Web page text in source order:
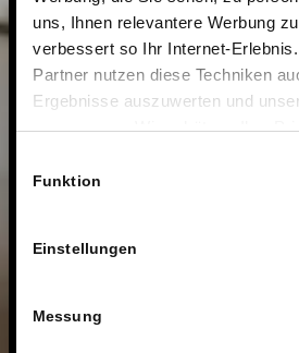
uns, Ihnen relevantere Werbung
verbessert so Ihr Internet-
Partner nutzen diese Techniken
Ergebnisse auszuwerten und
anzupassen. Wir schätzen Ihre
Technologien.
Funktion
Einstellungen
Messung